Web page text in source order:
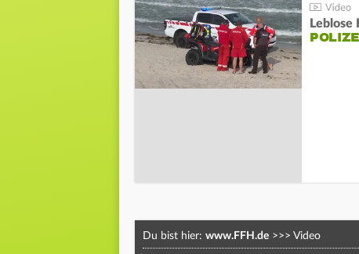
Leblose
Du bist hier: www.FFH.de >>> Video